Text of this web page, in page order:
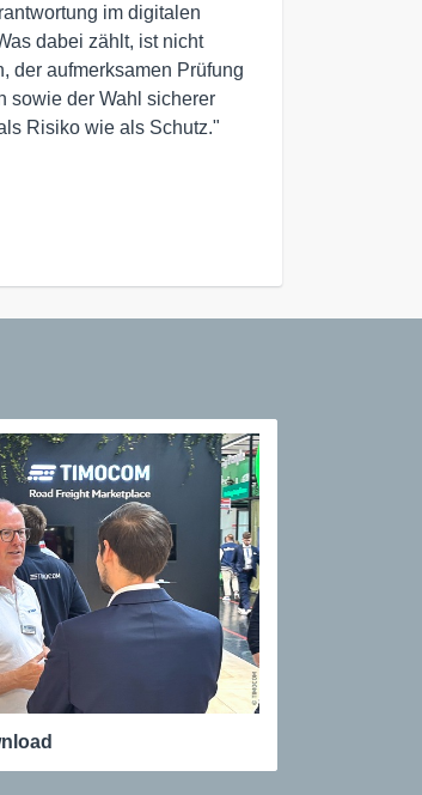
im digitalen
dabei zählt, ist nicht
der aufmerksamen Prüfung
sowie der Wahl sicherer
Risiko wie als Schutz."